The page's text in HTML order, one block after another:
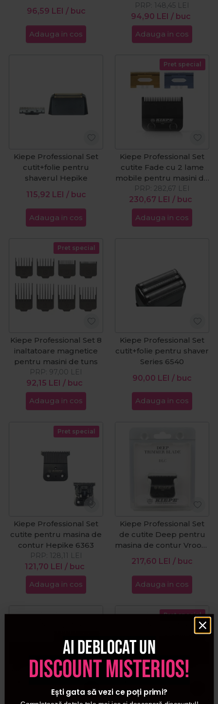
96,59 LEI / buc
Adauga in cos
94,90 LEI / buc
PRP: 148,45 LEI
Adauga in cos
Kiepe Professional Set
cutit+folie pentru
shaverul Hepike
115,92 LEI / buc
Adauga in cos
Pret special
Kiepe Professional Set
cutite Fade cu 2 lame
mobile pentru masini de
tuns
230,67 LEI / buc
PRP: 282,67 LEI
Adauga in cos
Pret special
Kiepe Professional Set 8
inaltatoare magnetice
pentru masini de tuns
92,15 LEI / buc
PRP: 97,00 LEI
Adauga in cos
Kiepe Professional Set
cutit+folie pentru shaver
Series 6540
90,00 LEI / buc
Adauga in cos
Pret special
Kiepe Professional Set
cutite pentru masina de
contur Hepike 6363
121,70 LEI / buc
PRP: 128,11 LEI
Adauga in cos
Kiepe Professional Set
de cutite Deep pentru
masina de contur Vroom
6345
217,60 LEI / buc
Adauga in cos
Stoc epuizat Stoc epuizat
Pret special
Ai deblocat un
discount misterios!
Ești gata să vezi ce poți primi?